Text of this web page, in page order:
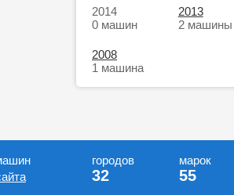
2014
0 машин
2013
2 машины
2008
1 машина
городов марок
32 55